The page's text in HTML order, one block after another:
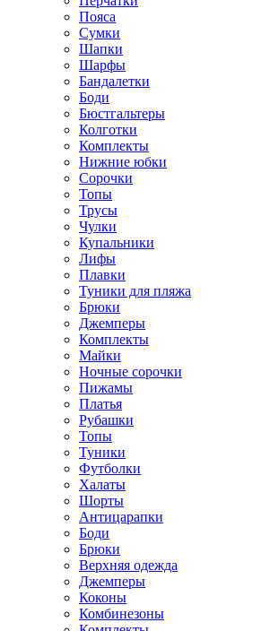
Пояса
Сумки
Шапки
Шарфы
Бандалетки
Боди
Бюстгальтеры
Колготки
Комплекты
Нижние юбки
Сорочки
Топы
Трусы
Чулки
Купальники
Лифы
Плавки
Туники для пляжа
Брюки
Джемперы
Комплекты
Майки
Ночные сорочки
Пижамы
Платья
Рубашки
Топы
Туники
Футболки
Халаты
Шорты
Антицарапки
Боди
Брюки
Верхняя одежда
Джемперы
Коконы
Комбинезоны